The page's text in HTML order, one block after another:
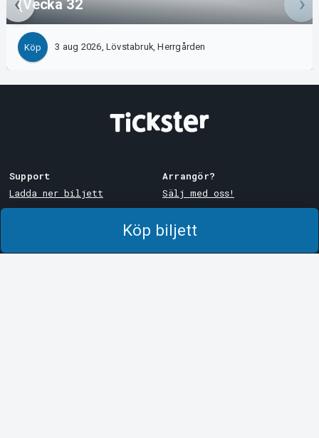
Köp biljett
(Vecka 32
Köp 3 aug 2026, Lövstabruk, Herrgården
Support
Ladda ner biljett
Köp- och leveransvillkor
Integritetspolicy
Arrangör?
Sälj med oss!
System Support